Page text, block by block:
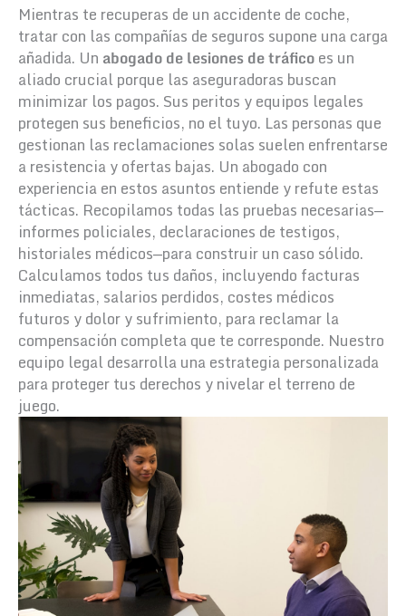
Mientras te recuperas de un accidente de coche,
tratar con las compañías de seguros supone una carga
añadida. Un abogado de lesiones de tráficoes un
aliado crucial porque las aseguradoras buscan
minimizar los pagos. Sus peritos y equipos legales
protegen sus beneficios, no el tuyo. Las personas que
gestionan las reclamaciones solas suelen enfrentarse
a resistencia y ofertas bajas. Un abogado con
experiencia en estos asuntos entiende y refute estas
tácticas. Recopilamos todas las pruebas necesarias—
informes policiales, declaraciones de testigos,
historiales médicos—para construir un caso sólido.
Calculamos todos tus daños, incluyendo facturas
inmediatas, salarios perdidos, costes médicos
futuros y dolor y sufrimiento, para reclamar la
compensación completa que te corresponde. Nuestro
equipo legal desarrolla una estrategia personalizada
para proteger tus derechos y nivelar el terreno de
juego.